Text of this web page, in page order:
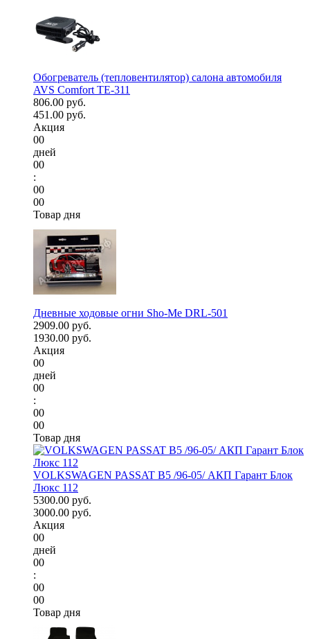
Обогреватель (тепловентилятор) салона автомобиля
AVS Comfort TE-311
806.00 руб.
451.00 руб.
Акция
00
дней
00
:
00
00
Товар дня
Дневные ходовые огни Sho-Me DRL-501
2909.00 руб.
1930.00 руб.
Акция
00
дней
00
:
00
00
Товар дня
VOLKSWAGEN PASSAT B5 /96-05/ АКП Гарант Блок
Люкс 112
5300.00 руб.
3000.00 руб.
Акция
00
дней
00
:
00
00
Товар дня